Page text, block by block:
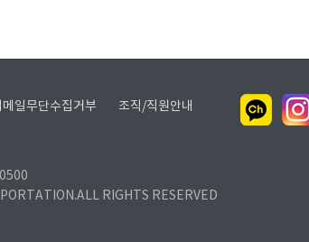
메일무단수집거부 조직/직원안내
RIGHTS RESERVED